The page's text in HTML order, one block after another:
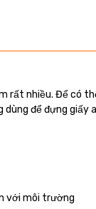
rất nhiều. Để
để đựng giấy
với môi trường